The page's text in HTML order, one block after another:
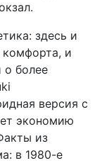
здесь и
комфорта, и
более
версия с
экономию
из
в 1980-е